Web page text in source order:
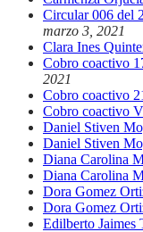
Circular 006 del
marzo 3, 2021
Clara Ines
Cobro coactivo
2021
Cobro coactivo
Cobro coactivo
Daniel Stiven
Daniel Stiven
Diana Carolina
Diana Carolina
Dora Gomez
Dora Gomez
Edilberto Jaimes